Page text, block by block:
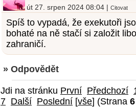
út 27. srpen 2024 08:04 |Citovat
Spíš to vypadá, že exekutoři
bohaté na ně stačí si založit
zahraničí.
» Odpovědět
Jdi na stránku První Předchozí
7 Další Poslední [vše] (Strana 6